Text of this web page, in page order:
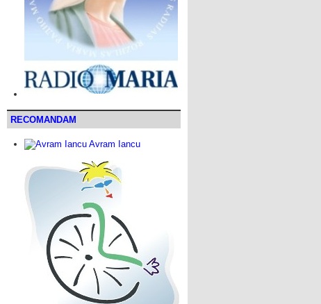
RECOMANDAM
Avram Iancu